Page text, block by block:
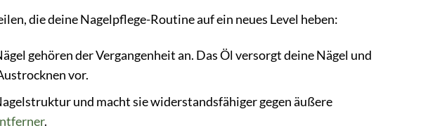
die deine Nagelpflege-Routine auf ein neues Level heben:
gehören der Vergangenheit an. Das Öl versorgt deine Nägel und
vor.
und macht sie widerstandsfähiger gegen äußere
.